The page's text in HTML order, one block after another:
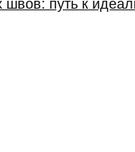
швов: путь к